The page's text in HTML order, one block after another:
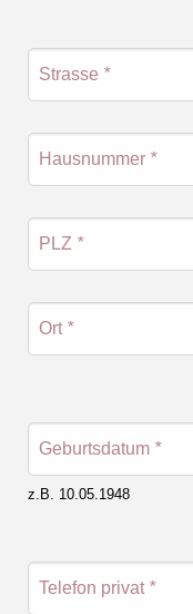
Strasse *
Hausnummer *
PLZ *
Ort *
Geburtsdatum *
z.B. 10.05.1948
Telefon privat *